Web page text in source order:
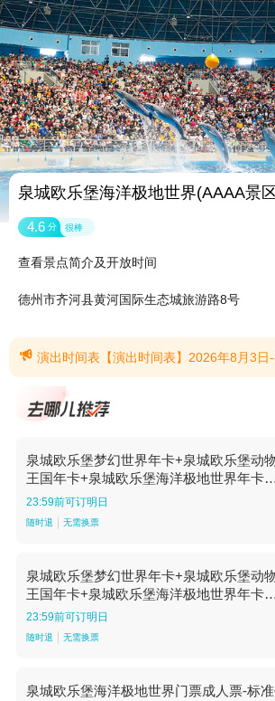
泉城欧乐堡海洋极地世界(AAAA景
4.6 分 很棒
查看景点简介及开放时间
德州市齐河县黄河国际生态城旅游路8号
 演出时间表【演出时间表】2026年8月3日-8月31日演出公告：童趣迎宾秀9:30一楼入口大厅；人鱼奇缘，工作日10:10、10:50、12:30、13:30、14:30、17:00，周末 9:50、10:20、10:50、11:20、12:20、12:50、13:30、14:30、17:00，一楼水下剧场；深海绮梦全域演艺秀，周二至周日10:50一楼科普大厅；奇趣海洋剧场，工作日11:30、15:30，周末11:00、12:30、15:30二楼海洋剧场；海洋奇思课堂12:00、16:00二楼科普课堂；企鹅欢乐美食派对16:15企鹅展缸前；海洋炫彩互动秀10:00、13:15星空餐厅；龟免赛跑10:10、13:25星空餐厅；萌熊觅食秀14:00北极熊展缸前；情景剧《装满梦的口袋》，周一10:50、14:50，周二至周日14:50，一楼科普大厅；人鯨奇遇,工作日12:30，周末12:00,一楼入口大厅；绿野雨林巡游，工作日12:40，周末13:30，热带雨林入口至溶洞区；温馨提示：1、如当天客流量较大，会提前开园，请合理安排时间。2、动物投喂类体验项目并非全天开放，会因为天气/动物身体状况/场地升级等原因临时暂停开放。3、北极熊春夏季可能会在下午16:00离开展
泉城欧乐堡梦幻世界年卡+泉城欧乐堡动
王国年卡+泉城欧乐堡海洋极地世界年卡成
人票-标准价
23:59前可订明日
随时退 无需换票
泉城欧乐堡梦幻世界年卡+泉城欧乐堡动
王国年卡+泉城欧乐堡海洋极地世界年卡儿
童票-标准价
23:59前可订明日
随时退 无需换票
泉城欧乐堡海洋极地世界门票成人票-标
